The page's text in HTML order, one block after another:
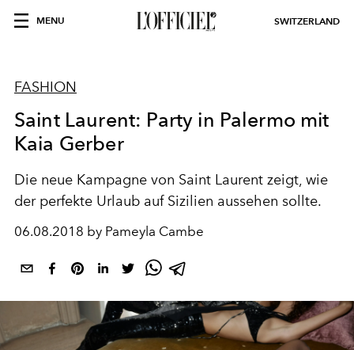
MENU SWITZERLAND
FASHION
Saint Laurent: Party in Palermo mit
Kaia Gerber
Die neue Kampagne von Saint Laurent zeigt, wie
der perfekte Urlaub auf Sizilien aussehen sollte.
06.08.2018 by Pameyla Cambe